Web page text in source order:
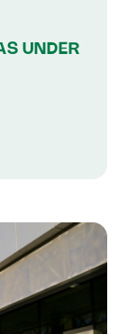
UNDER